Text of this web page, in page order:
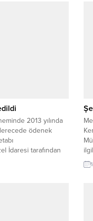
2013 yılında
ödenek
İdaresi tarafından
devredildi.